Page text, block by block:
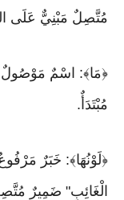
مُتَّصِلٌ مَبْنِيٌّ عَلَى
﴿مَا﴾: اسْمٌ
مُبْتَدَأٌ.
﴿لَوْنُهَا﴾: خَبَرٌ
الْغَائِبِ" ضَمِيرٌ